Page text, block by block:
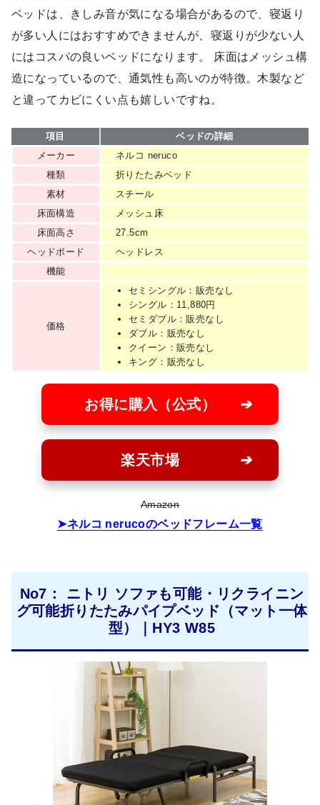
ベッドは、きしみ音が気になる場合があるので、寝返り
が多い人にはおすすめできませんが、寝返りが少ない人
にはコスパの良いベッドになります。 床面はメッシュ構
造になっているので、通気性も高いのが特徴。木製など
と違ってカビにくい点も嬉しいですね。
項目
ベッドの詳細
メーカー
ネルコ neruco
種類
折りたたみベッド
素材
スチール
床面構造
メッシュ床
床面高さ
27.5cm
ヘッドボード
ヘッドレス
機能
価格
セミシングル：販売なし
シングル：11,880円
セミダブル：販売なし
ダブル：販売なし
クイーン：販売なし
キング：販売なし
お得に購入（公式）
楽天市場
Amazon
ネルコ nerucoのベッドフレーム一覧
No7： ニトリ ソファも可能・リクライニン
グ可能折りたたみパイプベッド（マット一体
型）｜HY3 W85